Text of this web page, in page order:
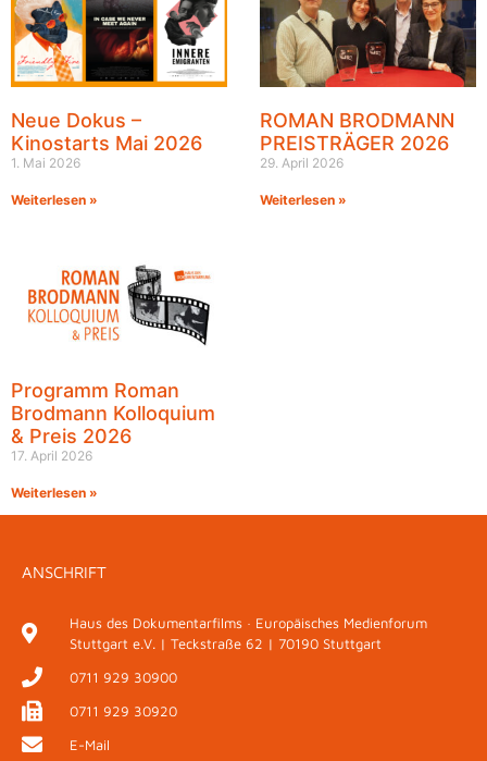
Neue Dokus –
Kinostarts Mai 2026
1. Mai 2026
Weiterlesen »
ROMAN BRODMANN
PREISTRÄGER 2026
29. April 2026
Weiterlesen »
Programm Roman
Brodmann Kolloquium
& Preis 2026
17. April 2026
Weiterlesen »
ANSCHRIFT
Haus des Dokumentarfilms · Europäisches Medienforum
Stuttgart e.V. | Teckstraße 62 | 70190 Stuttgart
0711 929 30900
0711 929 30920
E-Mail